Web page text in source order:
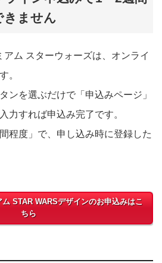
きません
ム スターウォーズは、オンライ
。
ンを選ぶだけで「申込みページ」
力すれば申込み完了です。
程度」で、申し込み時に登録した
STAR WARSデザインのお申込みはこ
ちら